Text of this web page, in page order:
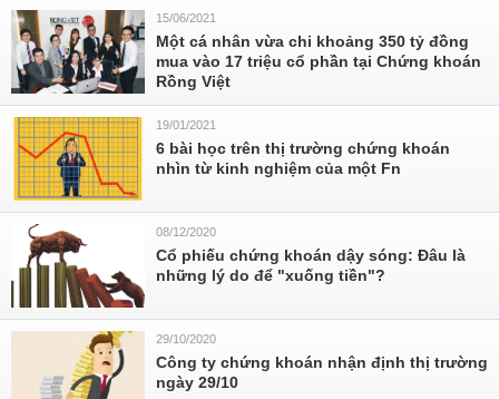
15/06/2021
Một cá nhân vừa chi khoảng 350 tỷ đồng
mua vào 17 triệu cổ phần tại Chứng khoán
Rồng Việt
19/01/2021
6 bài học trên thị trường chứng khoán
nhìn từ kinh nghiệm của một Fn
08/12/2020
Cổ phiếu chứng khoán dậy sóng: Đâu là
những lý do để "xuống tiền"?
29/10/2020
Công ty chứng khoán nhận định thị trường
ngày 29/10